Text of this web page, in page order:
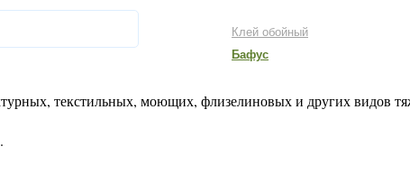
Клей обойный
Бафус
текстильных, моющих, флизелиновых и других видов